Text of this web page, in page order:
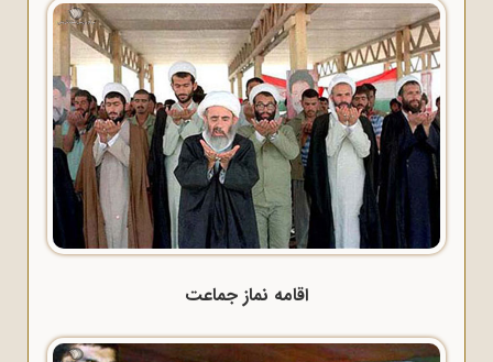
اقامه نماز جماعت